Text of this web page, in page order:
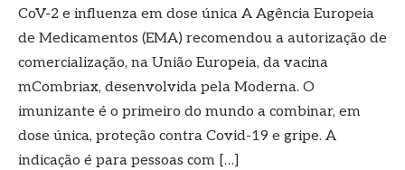
CoV-2 e influenza em dose única A Agência Europeia
de Medicamentos (EMA) recomendou a autorização de
comercialização, na União Europeia, da vacina
mCombriax, desenvolvida pela Moderna. O
imunizante é o primeiro do mundo a combinar, em
dose única, proteção contra Covid-19 e gripe. A
indicação é para pessoas com […]